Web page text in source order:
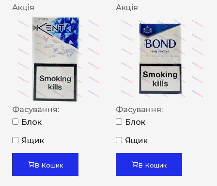
Акція
Фасування:
Блок
Ящик
В Кошик
Акція
Фасування:
Блок
Ящик
В Кошик